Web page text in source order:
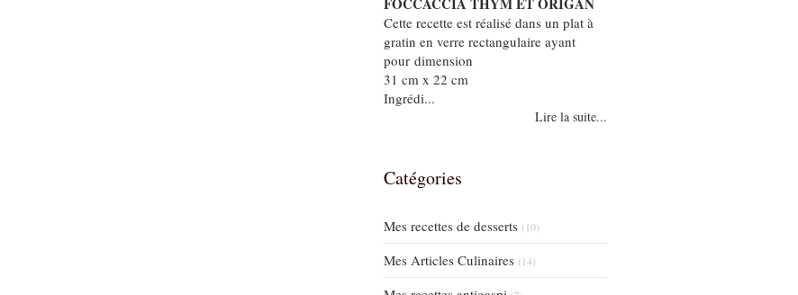
Cette recette est réalisé dans un plat à
gratin en verre rectangulaire ayant
pour dimension
31 cm x 22 cm
Ingrédi...
Lire la suite...
Catégories
Mes recettes de desserts (10)
Mes Articles Culinaires (14)